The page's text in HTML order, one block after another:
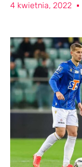
4 kwietnia, 2022